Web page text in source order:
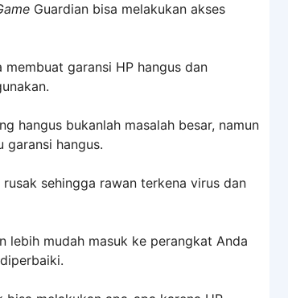
Guardian bisa melakukan akses
membuat garansi HP hangus dan
hangus bukanlah masalah besar, namun
garansi hangus.
sehingga rawan terkena virus dan
lebih mudah masuk ke perangkat Anda